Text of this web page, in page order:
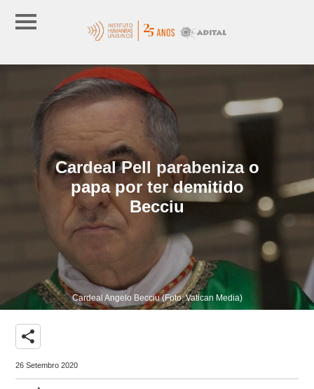
Cardeal Pell parabeniza o
papa por ter demitido
Becciu
Cardeal Angelo Becciu (Foto: Vatican Media)
share
26 Setembro 2020